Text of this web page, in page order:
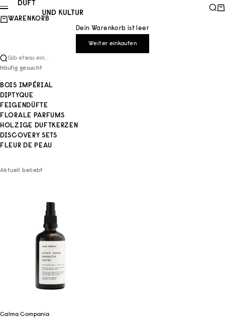
Zum Inhalt springen
Duft und Kultur
Menü
WARENKORB
Dein Warenkorb ist leer
Weiter einkaufen
Gib etwas ein...
Häufig gesucht
BOIS IMPÉRIAL
DIPTYQUE
FEIGENDÜFTE
FLORALE PARFUMS
HOLZIGE DUFTKERZEN
DISCOVERY SETS
FLEUR DE PEAU
Aktuell beliebt
Calma Compania